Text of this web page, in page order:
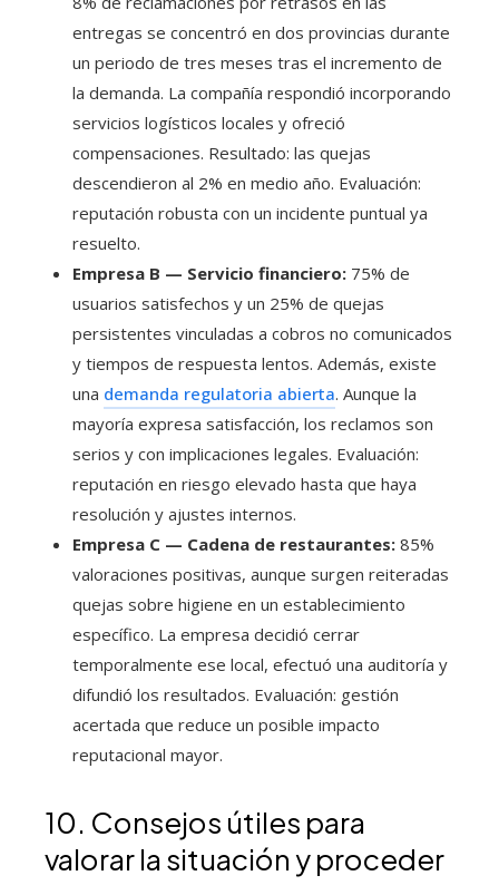
entregas se concentró en dos provincias durante
un periodo de tres meses tras el incremento de
la demanda. La compañía respondió incorporando
servicios logísticos locales y ofreció
compensaciones. Resultado: las quejas
descendieron al 2% en medio año. Evaluación:
reputación robusta con un incidente puntual ya
resuelto.
Empresa B — Servicio financiero: 75% de
usuarios satisfechos y un 25% de quejas
persistentes vinculadas a cobros no comunicados
y tiempos de respuesta lentos. Además, existe
una demanda regulatoria abierta. Aunque la
mayoría expresa satisfacción, los reclamos son
serios y con implicaciones legales. Evaluación:
reputación en riesgo elevado hasta que haya
resolución y ajustes internos.
Empresa C — Cadena de restaurantes: 85%
valoraciones positivas, aunque surgen reiteradas
quejas sobre higiene en un establecimiento
específico. La empresa decidió cerrar
temporalmente ese local, efectuó una auditoría y
difundió los resultados. Evaluación: gestión
acertada que reduce un posible impacto
reputacional mayor.
10. Consejos útiles para
valorar la situación y proceder